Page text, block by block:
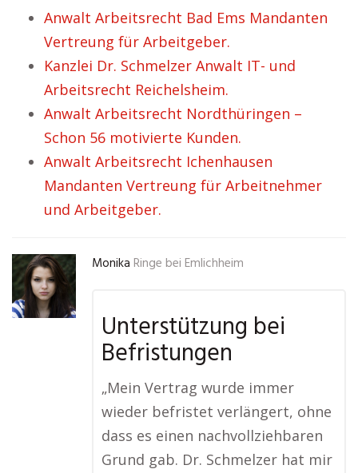
Anwalt Arbeitsrecht Bad Ems Mandanten
Vertreung für Arbeitgeber.
Kanzlei Dr. Schmelzer Anwalt IT- und
Arbeitsrecht Reichelsheim.
Anwalt Arbeitsrecht Nordthüringen –
Schon 56 motivierte Kunden.
Anwalt Arbeitsrecht Ichenhausen
Mandanten Vertreung für Arbeitnehmer
und Arbeitgeber.
Monika Ringe bei Emlichheim
Unterstützung bei
Befristungen
„Mein Vertrag wurde immer
wieder befristet verlängert, ohne
dass es einen nachvollziehbaren
Grund gab. Dr. Schmelzer hat mir